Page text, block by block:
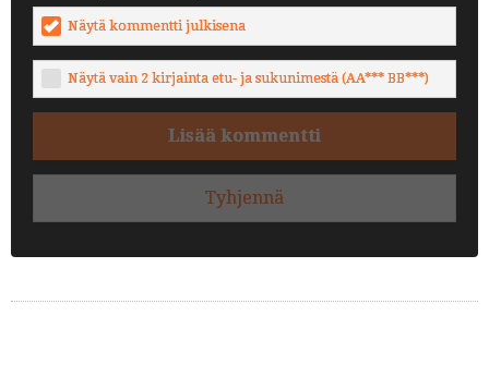
Näytä kommentti julkisena
Näytä vain 2 kirjainta etu- ja sukunimestä (AA*** BB***)
Lisää kommentti
Tyhjennä